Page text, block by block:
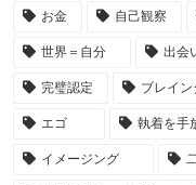
お金 自己観察
世界＝自分 出会
完璧認定 ブレイン
エゴ 執着を手
イメージング